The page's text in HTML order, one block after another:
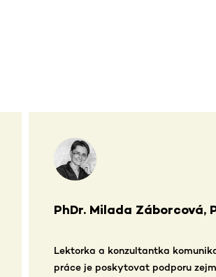
Ph.D.
komunikačních strategií. Podstatou její
zejména v emočně náročných a